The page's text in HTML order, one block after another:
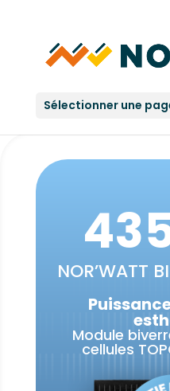
Sélectionner une
NOR’WATT
Module
cellules